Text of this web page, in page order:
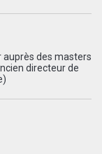
auprès des masters
directeur de